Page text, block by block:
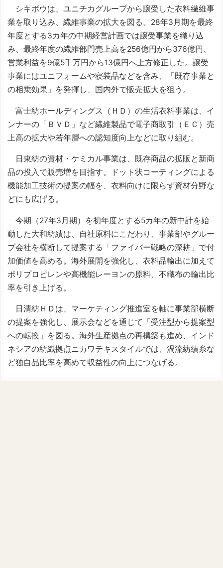
シキボウは、ユニチカグループから譲受した衣料繊維事
業を取り込み、繊維事業の拡大を図る。28年3月期を最終
年度とする3カ年の中期経営計画では譲受事業を織り込
み、最終年度の繊維部門売上高を256億円から376億円、
営業利益を9億5千万円から13億円へ上方修正した。譲受
事業にはユニフォームや寝装品などを含み、「既存事業と
の相乗効果」を発揮し、国内外で販売拡大を狙う。
富士紡ホールディングス（ＨＤ）の生活衣料事業は、イ
ンナーの「ＢＶＤ」など繊維製品で電子商取引（ＥＣ）売
上高の拡大や若年層への認知度向上などに取り組む。
日東紡の資材・ケミカル事業は、既存商品の拡販と新商
品の投入で販売増を目指す。ドット状コーティングによる
機能加工技術の提案の幅を、衣料向けに限らず資材分野な
どにも広げる。
今期（27年3月期）を初年度とする5カ年の新中計を始
動した大和紡績は、自社原料にこだわり、事業部やグルー
プ会社を横断して提案する「ファイバー戦略の深耕」で付
加価値を高める。海外展開を強化し、衣料品輸出に加えて
ポリプロピレンや高機能レーヨンの原料、不織布の輸出比
率を引き上げる。
日清紡ＨＤは、マーケティング推進室を軸に事業部横断
の提案を強化し、展示会などを通じて「受注型から提案型
への転換」を図る。海外生産拠点の再構築も進め、インド
ネシアの紡織拠点ニカワテキスタイルでは、渦流紡績糸な
ど独自品比率を高めて収益性の向上につなげる。